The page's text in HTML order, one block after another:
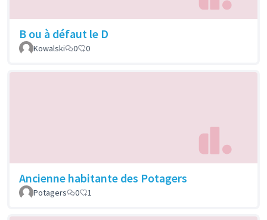
B ou à défaut le D
Kowalski 0 0
Ancienne habitante des Potagers
Potagers 0 1